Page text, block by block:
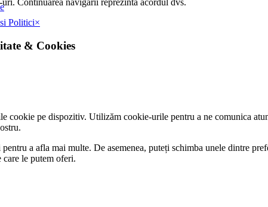
Continuarea navigarii reprezinta acordul dvs.
Politici×
& Cookies
cookie pe dispozitiv. Utilizăm cookie-urile pentru a ne comunica
a afla mai multe. De asemenea, puteți schimba unele dintre
care le putem oferi.